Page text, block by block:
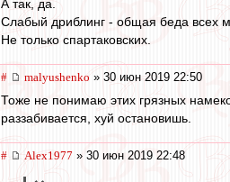
А так, да.
Слабый дриблинг - общая беда всех
Не только спартаковских.
# malyushenko » 30 июн 2019 22:50
Тоже не понимаю этих грязных
раззабивается, хуй остановишь.
# Alex1977 » 30 июн 2019 22:48